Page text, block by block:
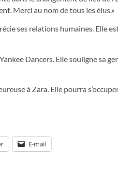
Merci au nom de tous les élus.»
ses relations humaines. Elle
Dancers. Elle souligne sa
à Zara. Elle pourra
E-mail